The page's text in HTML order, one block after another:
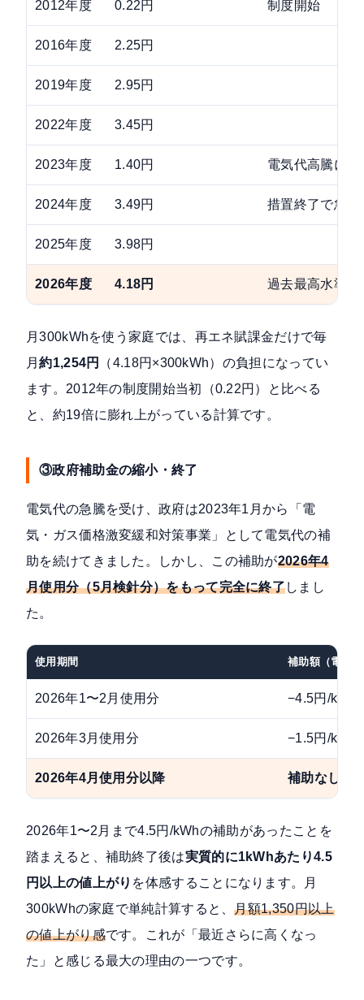
2012年度 0.22円 制度開始
2016年度 2.25円
2019年度 2.95円
2022年度 3.45円
2023年度 1.40円 電気代高騰に
2024年度 3.49円 措置終了で急上
2025年度 3.98円
2026年度 4.18円 過去最高水準
月300kWhを使う家庭では、再エネ賦課金だけで毎
月約1,254円
（4.18円×300kWh）の負担になってい
ます。2012年の制度開始当初（0.22円）と比べる
と、約19倍に膨れ上がっている計算です。
③政府補助金の縮小・終了
電気代の急騰を受け、政府は2023年1月から「電
気・ガス価格激変緩和対策事業」として電気代の補
助を続けてきました。しかし、この補助が2026年4
月使用分（5月検針分）をもって完全に終了しまし
た。
使用期間 補助額（電気）
2026年1〜2月使用分 −4.5円/kWh
2026年3月使用分 −1.5円/kWh
2026年4月使用分以降 補助なし（0
2026年1〜2月まで4.5円/kWhの補助があったことを
踏まえると、補助終了後は実質的に1kWhあたり4.5
円以上の値上がり を体感することになります。月
300kWhの家庭で単純計算すると、月額1,350円以上
の値上がり感です。これが「最近さらに高くなっ
た」と感じる最大の理由の一つです。